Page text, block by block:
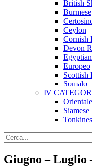
British
Burmese
Ceylon
Cornish
Devon
Europeo
Scottish
Somalo
IV
Orientale
Siamese
Giugno – Luglio